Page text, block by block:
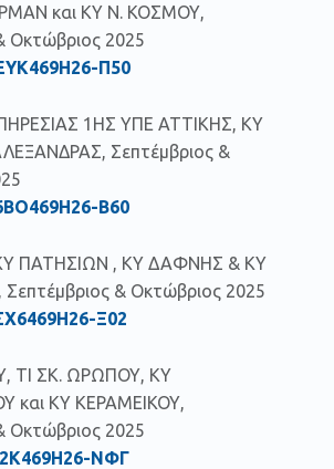
και ΚΥ Ν. ΚΟΣΜΟΥ,
Οκτώβριος 2025
Π50
1ΗΣ ΥΠΕ ΑΤΤΙΚΗΣ, ΚΥ
Σεπτέμβριος &
Β60
ΠΑΤΗΣΙΩΝ , ΚΥ ΔΑΦΝΗΣ & ΚΥ
& Οκτώβριος 2025
Ξ02
ΤΙ ΣΚ. ΩΡΩΠΟΥ, ΚΥ
και ΚΥ ΚΕΡΑΜΕΙΚΟΥ,
Οκτώβριος 2025
ΝΦΓ